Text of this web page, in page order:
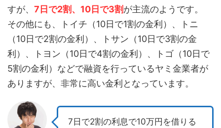
すが、 7日で2割、10日で3割が主流のようです。
その他にも、トイチ（10日で1割の金利）、トニ
（10日で2割の金利）、トサン（10日で3割の金
利）、トヨン（10日で4割の金利）、トゴ（10日で
5割の金利）などで融資を行っているヤミ金業者が
ありますが、非常に高い金利となっています。
7日で2割の利息で10万円を借りる